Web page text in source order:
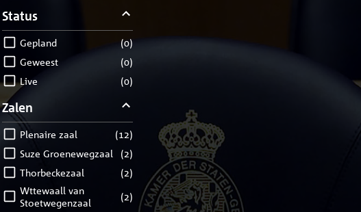
Status
gepland (0)
geweest
(0)
live
(0)
Zalen
Plenaire zaal (12)
Suze Groenewegzaal
(2)
Thorbeckezaal
(2)
Wttewaall van
Stoetwegenzaal
(2)